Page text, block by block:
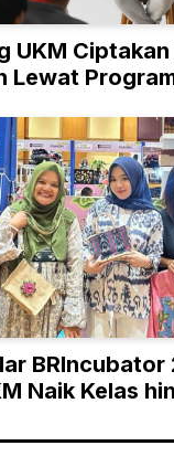
UKM
Lewat Program
BRIncubator
Naik Kelas